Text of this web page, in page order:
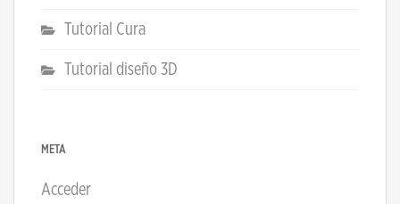
Tutorial Cura
Tutorial diseño 3D
META
Acceder